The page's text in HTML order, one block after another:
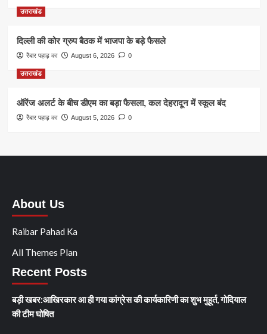
उत्तराखंड
दिल्ली की कोर ग्रुप बैठक में भाजपा के बड़े फैसले
रैबार पहाड़ का August 6, 2026 0
उत्तराखंड
ऑरेंज अलर्ट के बीच डीएम का बड़ा फैसला, कल देहरादून में स्कूल बंद
रैबार पहाड़ का August 5, 2026 0
About Us
Raibar Pahad Ka
All Themes Plan
Recent Posts
बड़ी खबर:आखिरकार आ ही गया कांग्रेस की कार्यकारिणी का शुभ मुहूर्त, गोदियाल
की टीम घोषित